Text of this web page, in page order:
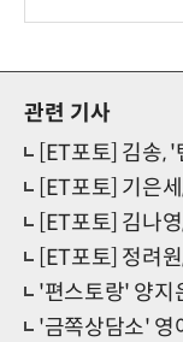
관련 기사
[ET포토] 김송,
[ET포토] 기은
[ET포토] 김나
[ET포토] 정려
'편스토랑' 양지은,
'금쪽상담소' 영어 일